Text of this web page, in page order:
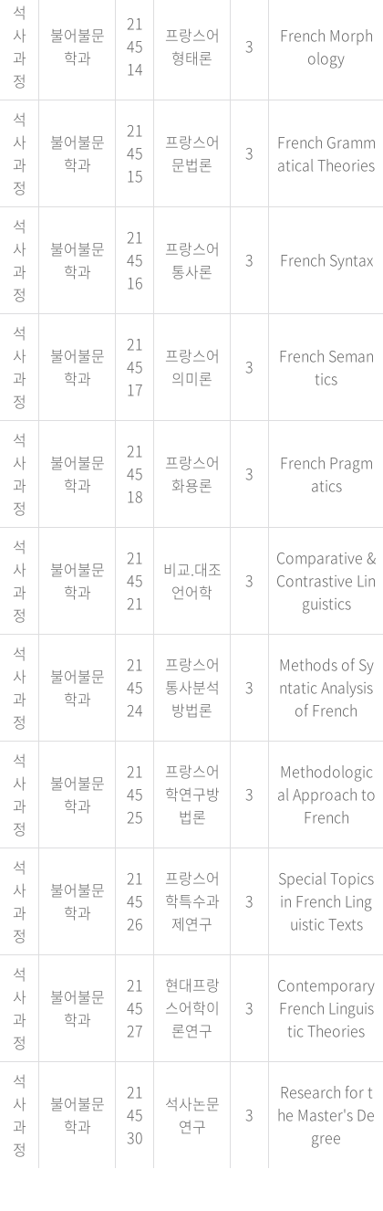
석
사
과
정
불어불문
학과
21
45
14
프랑스어
형태론
3
French Morph
ology
석
사
과
정
불어불문
학과
21
45
15
프랑스어
문법론
3
French Gramm
atical Theories
석
사
과
정
불어불문
학과
21
45
16
프랑스어
통사론
3 French Syntax
석
사
과
정
불어불문
학과
21
45
17
프랑스어
의미론
3
French Seman
tics
석
사
과
정
불어불문
학과
21
45
18
프랑스어
화용론
3
French Pragm
atics
석
사
과
정
불어불문
학과
21
45
21
비교.대조
언어학
3
Comparative &
Contrastive Lin
guistics
석
사
과
정
불어불문
학과
21
45
24
프랑스어
통사분석
방법론
3
Methods of Sy
ntatic Analysis
of French
석
사
과
정
불어불문
학과
21
45
25
프랑스어
학연구방
법론
3
Methodologic
al Approach to
French
석
사
과
정
불어불문
학과
21
45
26
프랑스어
학특수과
제연구
3
Special Topics
in French Ling
uistic Texts
석
사
과
정
불어불문
학과
21
45
27
현대프랑
스어학이
론연구
3
Contemporary
French Linguis
tic Theories
석
사
과
정
불어불문
학과
21
45
30
석사논문
연구
3
Research for t
he Master's De
gree